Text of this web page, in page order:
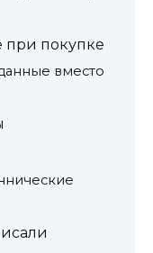
покупке
вместо